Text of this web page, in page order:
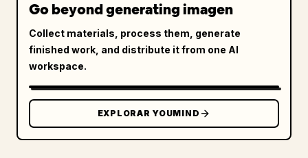
Go beyond generating imagen
Collect materials, process them, generate
finished work, and distribute it from one AI
workspace.
EXPLORAR YOUMIND